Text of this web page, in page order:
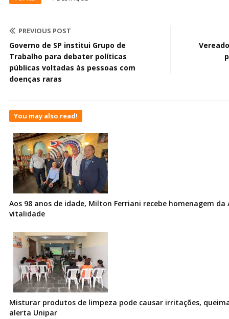
PREVIOUS POST
Governo de SP institui Grupo de
Trabalho para debater políticas
públicas voltadas às pessoas com
doenças raras
You may also read!
Aos 98 anos de idade, Milton Ferriani recebe homenagem da
vitalidade
Misturar produtos de limpeza pode causar irritações,
alerta Unipar